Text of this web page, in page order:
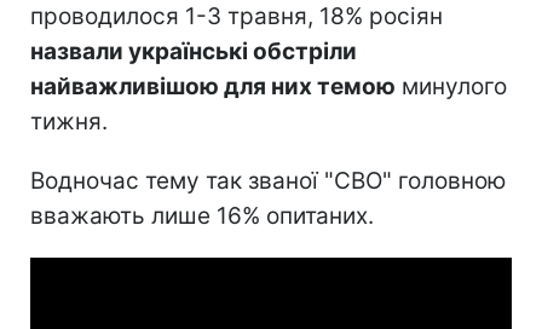
проводилося 1-3 травня, 18% росіян
назвали українські обстріли
найважливішою для них темою минулого
тижня.
Водночас тему так званої "СВО" головною
вважають лише 16% опитаних.